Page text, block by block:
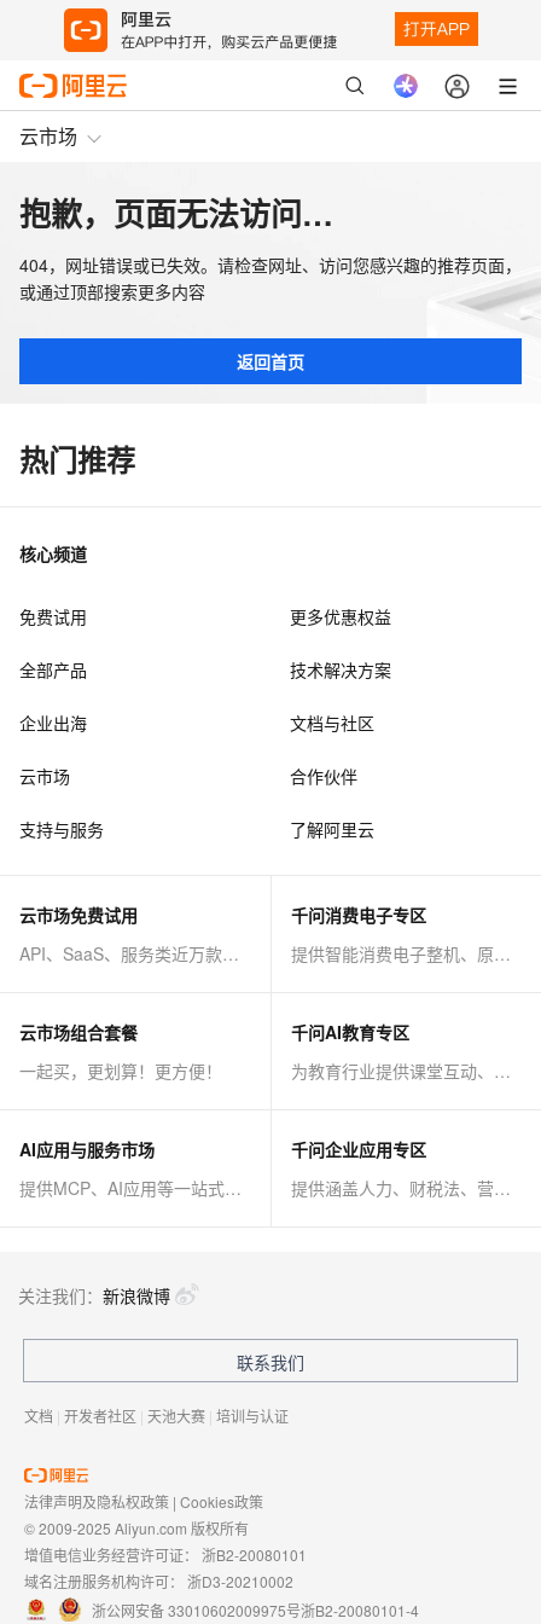
云市场
抱歉，页面无法访问…
404，网址错误或已失效。请检查网址、访问您感兴趣的推荐页面，
或通过顶部搜索更多内容
返回首页
热门推荐
核心频道
免费试用 更多优惠权益
全部产品 技术解决方案
企业出海 文档与社区
云市场 合作伙伴
支持与服务 了解阿里云
云市场免费试用
API、SaaS、服务类近万款商品免费试！
千问消费电子专区
提供智能消费电子整机、原子能力等AI方案
云市场组合套餐
一起买，更划算！更方便！
千问AI教育专区
为教育行业提供课堂互动、课程制作等AI方案
AI应用与服务市场
提供MCP、AI应用等一站式AI解决方案
千问企业应用专区
提供涵盖人力、财税法、营销、客服等AI方案
关注我们： 新浪微博
联系我们
文档 | 开发者社区 | 天池大赛 | 培训与认证
法律声明及隐私权政策 | Cookies政策
© 2009-2025 Aliyun.com 版权所有
增值电信业务经营许可证： 浙B2-20080101
域名注册服务机构许可： 浙D3-20210002
浙公网安备 33010602009975号浙B2-20080101-4